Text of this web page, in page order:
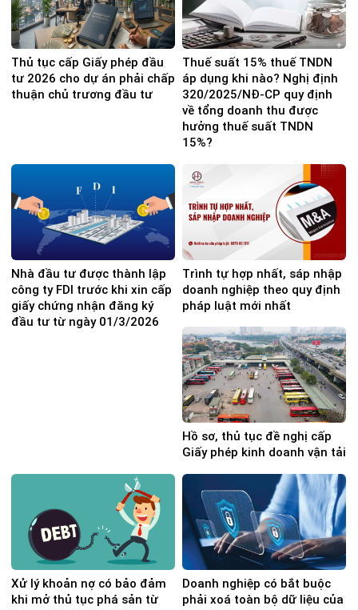
Thủ tục cấp Giấy phép đầu
tư 2026 cho dự án phải chấp
thuận chủ trương đầu tư
Thuế suất 15% thuế TNDN
áp dụng khi nào? Nghị định
320/2025/NĐ-CP quy định
về tổng doanh thu được
hưởng thuế suất TNDN
15%?
Nhà đầu tư được thành lập
công ty FDI trước khi xin cấp
giấy chứng nhận đăng ký
đầu tư từ ngày 01/3/2026
Trình tự hợp nhất, sáp nhập
doanh nghiệp theo quy định
pháp luật mới nhất
Hồ sơ, thủ tục đề nghị cấp
Giấy phép kinh doanh vận tải
Xử lý khoản nợ có bảo đảm
khi mở thủ tục phá sản từ
Doanh nghiệp có bắt buộc
phải xoá toàn bộ dữ liệu của